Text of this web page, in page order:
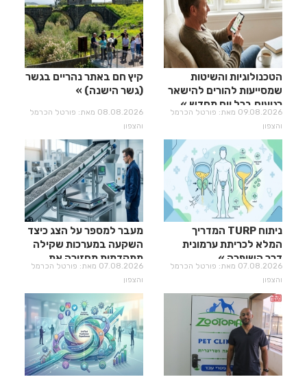
הטכנולוגיות והשיטות
שמסייעות להורים להישאר
רגועים בכל יום מחדש
09.08.2026 מאת: פורטל הכרמל
והצפון
קיץ חם באתר נהריים בגשר
(גשר הישנה)
08.08.2026 מאת: פורטל הכרמל
והצפון
ניתוח TURP המדריך
המלא לכריתת ערמונית
דרך השופכה
07.08.2026 מאת: פורטל הכרמל
והצפון
מעבר למספר על הצג כיצד
השקעה במערכות שקילה
מתקדמות מחזירה את
עצמה?
07.08.2026 מאת: פורטל הכרמל
והצפון